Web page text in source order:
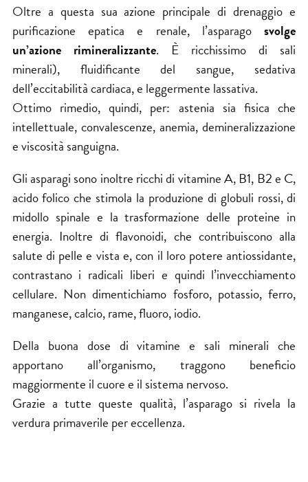
Oltre a questa sua azione principale di drenaggio e
purificazione epatica e renale, l’asparagosvolge
un’azione rimineralizzante. È ricchissimo di sali
minerali), fluidificante del sangue, sedativa
dell’eccitabilità cardiaca, e leggermente lassativa.
Ottimo rimedio, quindi, per: astenia sia fisica che
intellettuale, convalescenze, anemia, demineralizzazione
e viscosità sanguigna.
Gli asparagi sono inoltre ricchi di vitamine A, B1, B2 e C,
acido folico che stimola la produzione di globuli rossi, di
midollo spinale e la trasformazione delle proteine in
energia. Inoltre di flavonoidi, che contribuiscono alla
salute di pelle e vista e, con il loro potere antiossidante,
contrastano i radicali liberi e quindi l’invecchiamento
cellulare. Non dimentichiamo fosforo, potassio, ferro,
manganese, calcio, rame, fluoro, iodio.
Della buona dose di vitamine e sali minerali che
apportano all’organismo, traggono beneficio
maggiormente il cuore e il sistema nervoso.
Grazie a tutte queste qualità, l’asparago si rivela la
verdura primaverile per eccellenza.